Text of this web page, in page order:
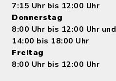
7:15 Uhr bis 12:00 Uhr
Donnerstag
8:00 Uhr bis 12:00 Uhr und
14:00 bis 18:00 Uhr
Freitag
8:00 Uhr bis 12:00 Uhr